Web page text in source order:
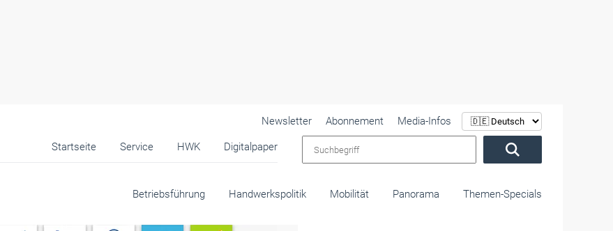
Startseite Service HWK Digitalpaper
Newsletter Abonnement
Media-Infos
Betriebsführung Handwerkspolitik Mobilität Panorama Themen-Specials